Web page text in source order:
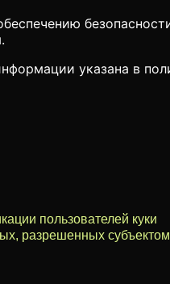
указана в
пользователей куки
разрешенных